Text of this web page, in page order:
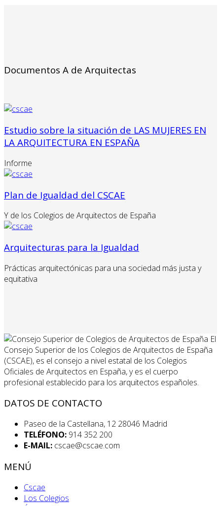
Documentos A de Arquitectas
Estudio sobre la situación de LAS MUJERES EN
LA ARQUITECTURA EN ESPAÑA
Informe
Plan de Igualdad del CSCAE
Y de los Colegios de Arquitectos de España
Arquitecturas para la Igualdad
Prácticas arquitectónicas para una sociedad más justa y
equitativa
El
Consejo Superior de los Colegios de Arquitectos de España
(CSCAE), es el consejo a nivel estatal de los Colegios
Oficiales de Arquitectos en España, y es el cuerpo
profesional establecido para los arquitectos españoles.
DATOS DE CONTACTO
Paseo de la Castellana, 12 28046 Madrid
TELÉFONO: 914 352 200
E-MAIL: cscae@cscae.com
MENÚ
Cscae
Los Colegios